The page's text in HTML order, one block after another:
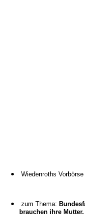
Wiedenroths
zum Thema:
brauchen ihre Mutter.